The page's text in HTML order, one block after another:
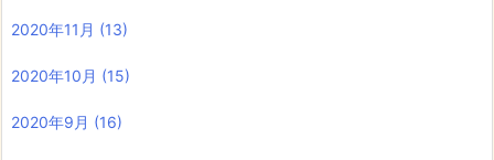
2020年11月 (13)
2020年10月 (15)
2020年9月 (16)